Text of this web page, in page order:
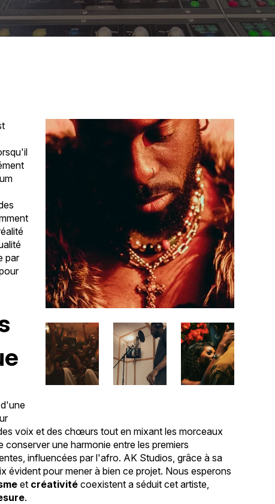
par
voix et des chœurs tout en mixant les morceaux
conserver une harmonie entre les premiers
influencées par l'afro. AK Studios, grâce à sa
évident pour mener à bien ce projet. Nous esperons
et créativité coexistent a séduit cet artiste,
.